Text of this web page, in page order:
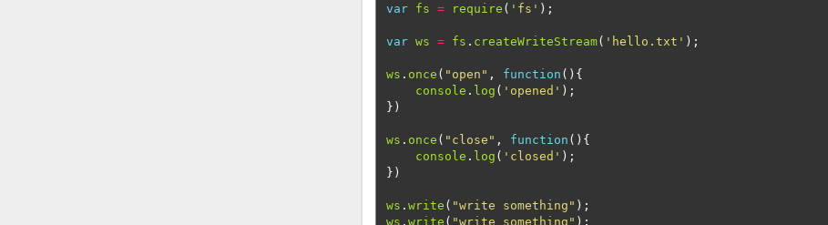
var fs = require ( 'fs' );
var ws = fs . createWriteStream( 'hello.txt' );
ws . once ( "open" , function (){
console . log ( 'opened' );
})
ws . once ( "close" , function (){
console . log ( 'closed' );
})
ws .write ( "write something" );
ws .write ( "write something" );